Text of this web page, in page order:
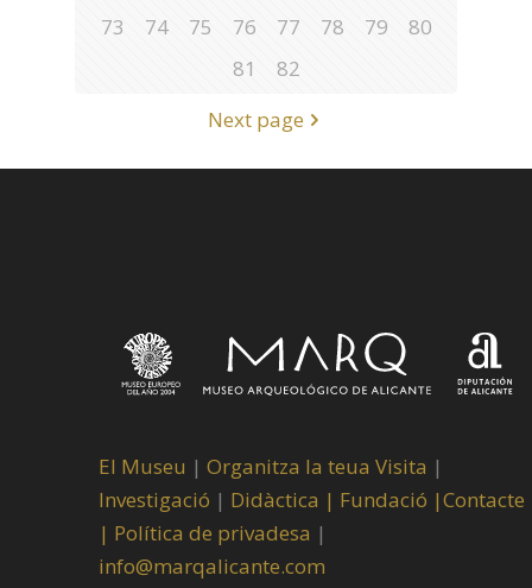
73
74 75 76 77 78 79
80
81
82
Next page
El Museu | Organitza la teua Visita |
Investigació | Didàctica | Fundació |Contacte
| Política de privadesa |
info@marqalicante.com